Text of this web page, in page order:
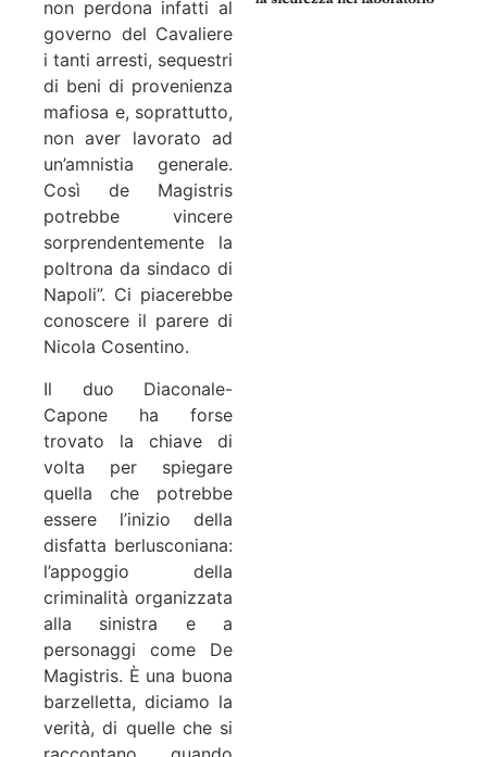
non perdona infatti al
governo del Cavaliere
i tanti arresti, sequestri
di beni di provenienza
mafiosa e, soprattutto,
non aver lavorato ad
un’amnistia generale.
Così de Magistris
potrebbe vincere
sorprendentemente la
poltrona da sindaco di
Napoli”. Ci piacerebbe
conoscere il parere di
Nicola Cosentino.
Il duo Diaconale-
Capone ha forse
trovato la chiave di
volta per spiegare
quella che potrebbe
essere l’inizio della
disfatta berlusconiana:
l’appoggio della
criminalità organizzata
alla sinistra e a
personaggi come De
Magistris. È una buona
barzelletta, diciamo la
verità, di quelle che si